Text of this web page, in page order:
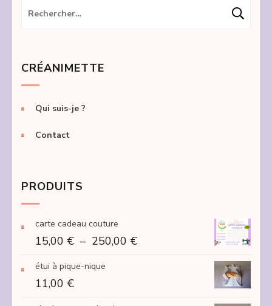
Rechercher :
CRÉANIMETTE
Qui suis-je ?
Contact
PRODUITS
carte cadeau couture
15,00 € – 250,00 €Plage
étui à pique-nique
11,00 €